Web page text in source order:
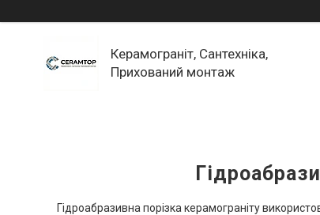
Керамограніт, Сантехніка,
Прихований монтаж
Гідроабразивна порізка керамограніту